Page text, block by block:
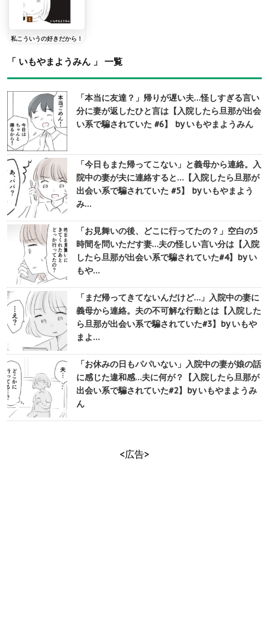
私こういうの好きだから！
「 いもやまようみん 」 一覧
「本当に友達？」帰りが遅い夫…怪しすぎる言い
分に妻が返したひと言は【入院したら旦那が出会
い系で騙されていた #6】 by いもやまようみん
「今日もまた帰ってこない」と義母から連絡。入
院中の妻が夫に連絡すると…【入院したら旦那が
出会い系で騙されていた #5】 by いもやまよう
み…
「お見舞いの後、どこに行ってたの？」空白の5
時間を問いただす妻…夫の怪しい言い分は【入院
したら旦那が出会い系で騙されていた#4】by い
もや…
「まだ帰ってきてないんだけど…」入院中の妻に
義母から連絡。夫の不可解な行動とは【入院した
ら旦那が出会い系で騙されていた#3】by いもや
まよ…
「お休みの日もパパいない」入院中の妻が娘の話
に感じた違和感…夫に何が？【入院したら旦那が
出会い系で騙されていた#2】by いもやまようみ
ん
<広告>